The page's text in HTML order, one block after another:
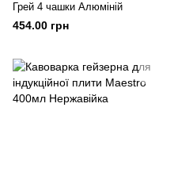
Грей 4 чашки Алюміній
454.00 грн